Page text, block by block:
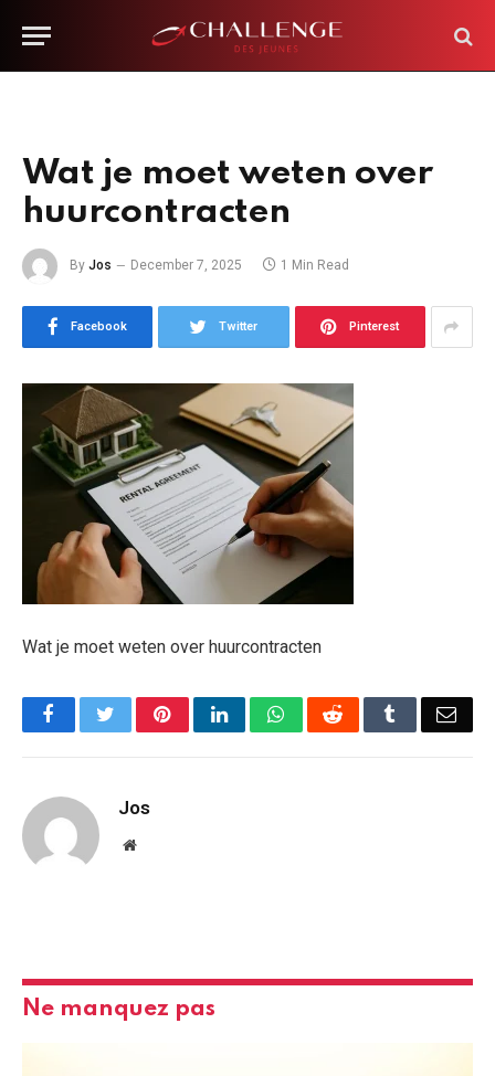
Wat je moet weten over
huurcontracten
By Jos December 7, 2025 1 Min Read
Facebook Twitter Pinterest
Wat je moet weten over huurcontracten
FacebookTwitterPinterestLinkedInWhatsAppReddit Tumblr
Jos
Website
Ne manquez pas